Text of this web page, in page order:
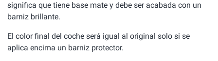
significa que tiene base mate y debe ser acabada con un
barniz brillante.
El color final del coche será igual al original solo si se
aplica encima un barniz protector.